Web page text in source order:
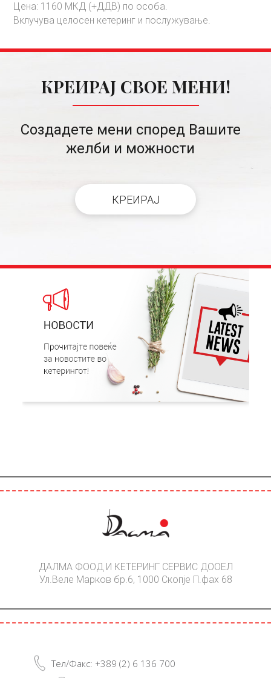
Цена: 1160 МКД (+ДДВ) по особа.
Вклучува целосен кетеринг и послужување.
КРЕИРАЈ СВОЕ МЕНИ!
Создадете мени според Вашите
желби и можности
КРЕИРАЈ
ДАЛМА ФООД И КЕТЕРИНГ СЕРВИС ДООЕЛ
Ул.Веле Марков бр.6, 1000 Скопје П.фах 68
Тел/Факс: +389 (2) 6 136 700